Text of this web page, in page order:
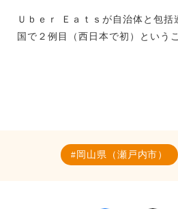
Ｕｂｅｒ Ｅａｔｓが自治体と包
国で２例目（西日本で初）という
岡山県（瀬戸内市）